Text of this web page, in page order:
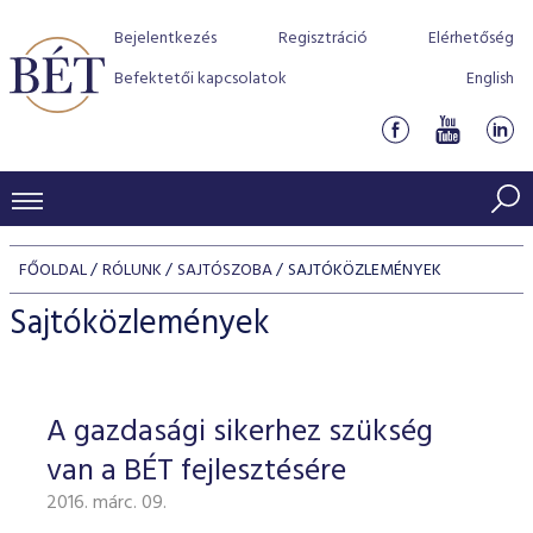
Bejelentkezés Regisztráció
Elérhetőség
Befektetői kapcsolatok
English
KERESKEDÉSI ADATOK
INDEXEK
Jelzáloglevél indexek
Vállalati kötvény indexek
Azonnali Piac
Részvények
Származékos piac
BEFEKTETŐK
Részvény szekció
Hitelpapír szekció
BÉT szabályzatok
Befektetővédelem
Alkalmazott díjstruktúra
Elszámolás
Részvény és vállalati kötvény tőzsdei bevezetését
program
BÉT Xtend - Részvénypiac egyszerűen
TŐZSDETAGOK
Tőzsdetagok, üzletkötők
VENDOROK
FŐOLDAL RÓLUNK SAJTÓSZOBA SAJTÓKÖZLEMÉNYEK
Sajtóközlemények
A gazdasági sikerhez szükség
van a BÉT fejlesztésére
2016. márc. 09.